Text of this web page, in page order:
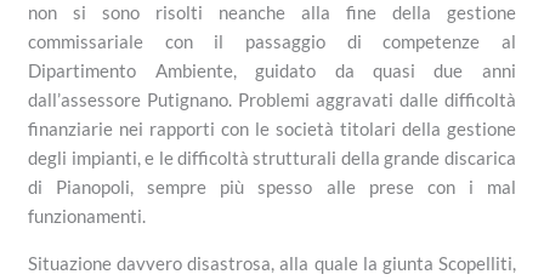
non si sono risolti neanche alla fine della gestione
commissariale con il passaggio di competenze al
Dipartimento Ambiente, guidato da quasi due anni
dall’assessore Putignano. Problemi aggravati dalle difficoltà
finanziarie nei rapporti con le società titolari della gestione
degli impianti, e le difficoltà strutturali della grande discarica
di Pianopoli, sempre più spesso alle prese con i mal
funzionamenti.
Situazione davvero disastrosa, alla quale la giunta Scopelliti,